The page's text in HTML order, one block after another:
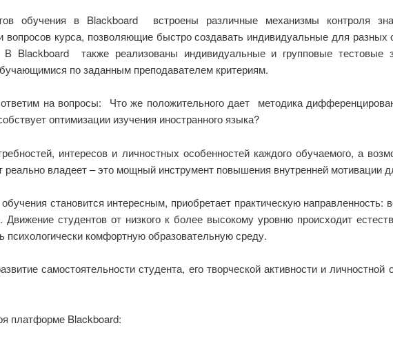
обучения в Blackboard встроены различные механизмы контроля
вопросов курса, позволяющие быстро создавать индивидуальные для
В Blackboard также реализованы индивидуальные и групповые тестовые
по заданным преподавателем критериям.
на вопросы: Что же положительного дает методика
оптимизации изучения иностранного языка?
интересов и личностных особенностей каждого обучаемого, а
реально владеет – это мощный инструмент повышения внутренней мотивации
становится интересным, приобретает практическую направленность:
студентов от низкого к более высокому уровню происходит
психологически комфортную образовательную среду.
самостоятельности студента, его творческой активности и
платформе Blackboard: